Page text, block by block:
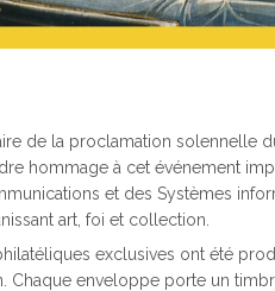
de la proclamation solennelle
hommage à cet événement
et des Systèmes
art, foi et collection.
exclusives ont été
Chaque enveloppe porte un